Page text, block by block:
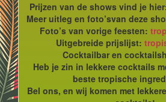
Prijzen van de shows vind je
Meer uitleg en foto’svan deze
Foto’s van vorige feesten:
Uitgebreide prijslijst:
Cocktailbar en
Heb je zin in lekkere cocktails
beste tropische
Bel ons, en wij komen met